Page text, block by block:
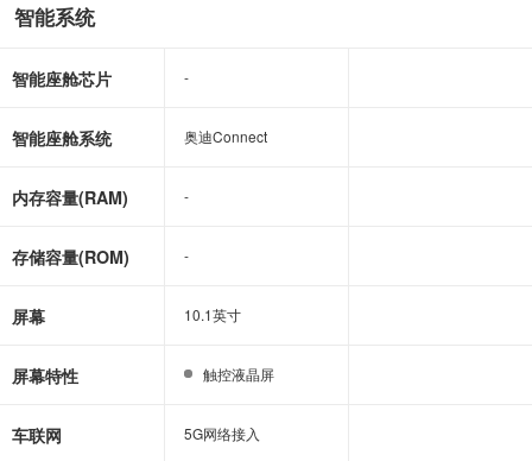
智能系统
智能座舱芯片 -
智能座舱系统 奥迪Connect
内存容量(RAM) -
存储容量(ROM) -
屏幕 10.1英寸
屏幕特性 触控液晶屏
车联网 5G网络接入
-
奥迪Connect
-
-
10.1英寸
触控液晶屏
5G网络接入